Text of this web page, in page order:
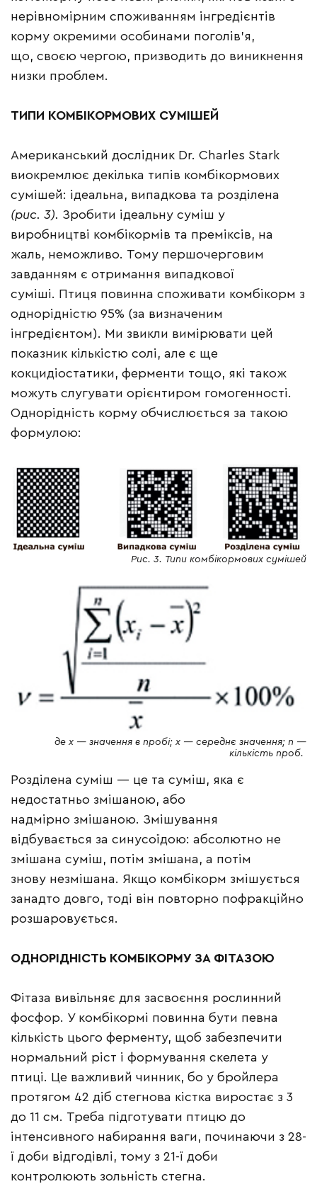
нерівномірним споживанням інгредієнтів
корму окремими особинами поголів’я,
що, своєю чергою, призводить до виникнення
низки проблем.
ТИПИ КОМБІКОРМОВИХ СУМІШЕЙ
Американський дослідник Dr. Charles Stark
виокремлює декілька типів комбікормових
сумішей: ідеальна, випадкова та розділена
(рис. 3). Зробити ідеальну суміш у
виробництві комбікормів та преміксів, на
жаль, неможливо. Тому першочерговим
завданням є отримання випадкової
суміші. Птиця повинна споживати комбікорм з
однорідністю 95% (за визначеним
інгредієнтом). Ми звикли вимірювати цей
показник кількістю солі, але є ще
кокцидіостатики, ферменти тощо, які також
можуть слугувати орієнтиром гомогенності.
Однорідність корму обчислюється за такою
формулою:
Рис. 3. Типи комбікормових сумішей
де x — значення в пробі; x — середнє значення; n —
кількість проб.
Розділена суміш — це та суміш, яка є
недостатньо змішаною, або
надмірно змішаною. Змішування
відбувається за синусоїдою: абсолютно не
змішана суміш, потім змішана, а потім
знову незмішана. Якщо комбікорм змішується
занадто довго, тоді він повторно пофракційно
розшаровується.
ОДНОРІДНІСТЬ КОМБІКОРМУ ЗА ФІТАЗОЮ
Фітаза вивільняє для засвоєння рослинний
фосфор. У комбікормі повинна бути певна
кількість цього ферменту, щоб забезпечити
нормальний ріст і формування скелета у
птиці. Це важливий чинник, бо у бройлера
протягом 42 діб стегнова кістка виростає з 3
до 11 см. Треба підготувати птицю до
інтенсивного набирання ваги, починаючи з 28-
ї доби відгодівлі, тому з 21-ї доби
контролюють зольність стегна.